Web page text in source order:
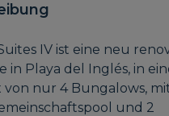
IV ist eine neu
in Playa del Inglés, in
von nur 4 Bungalows,
und 2